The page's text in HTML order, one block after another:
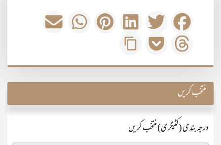
منتخب کریں
درجہ بندی (کٹیگری) منتخب کریں